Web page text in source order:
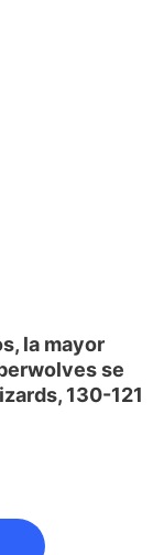
la mayor
se
130-121